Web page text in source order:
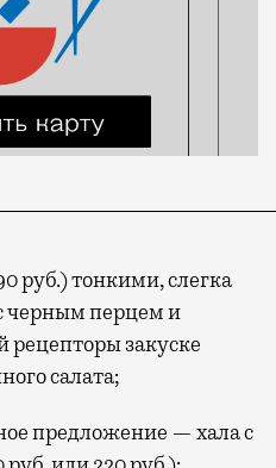
руб.) тонкими, слегка
перцем и
закуске
салата;
предложение — хала с